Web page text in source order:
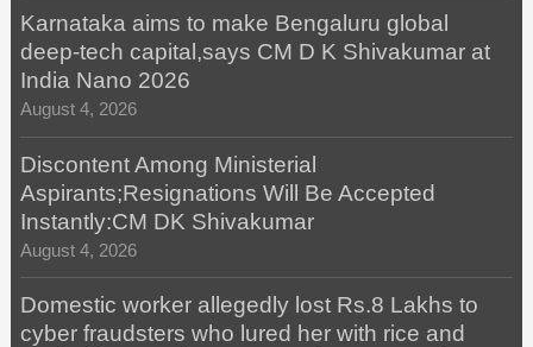
Karnataka aims to make Bengaluru global
deep-tech capital,says CM D K Shivakumar at
India Nano 2026
August 4, 2026
Discontent Among Ministerial
Aspirants;Resignations Will Be Accepted
Instantly:CM DK Shivakumar
August 4, 2026
Domestic worker allegedly lost Rs.8 Lakhs to
cyber fraudsters who lured her with rice and